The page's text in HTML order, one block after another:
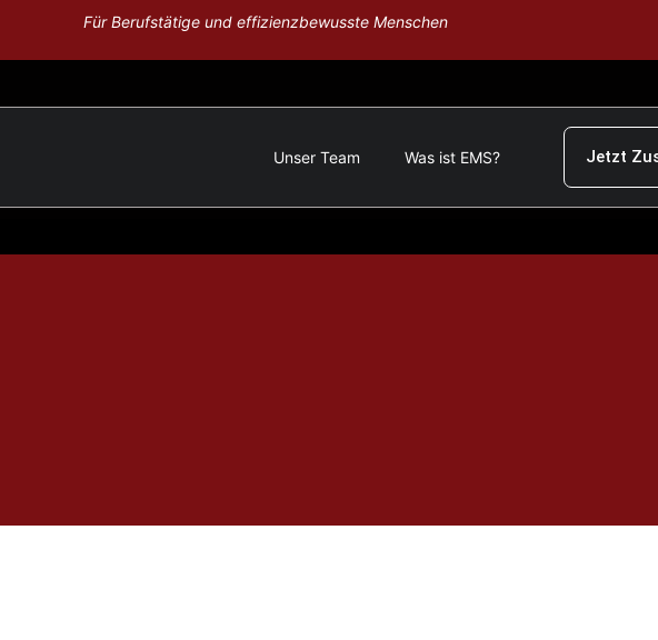
Für Berufstätige und effizienzbewusste Menschen
Unser Team Was ist EMS? Jetzt